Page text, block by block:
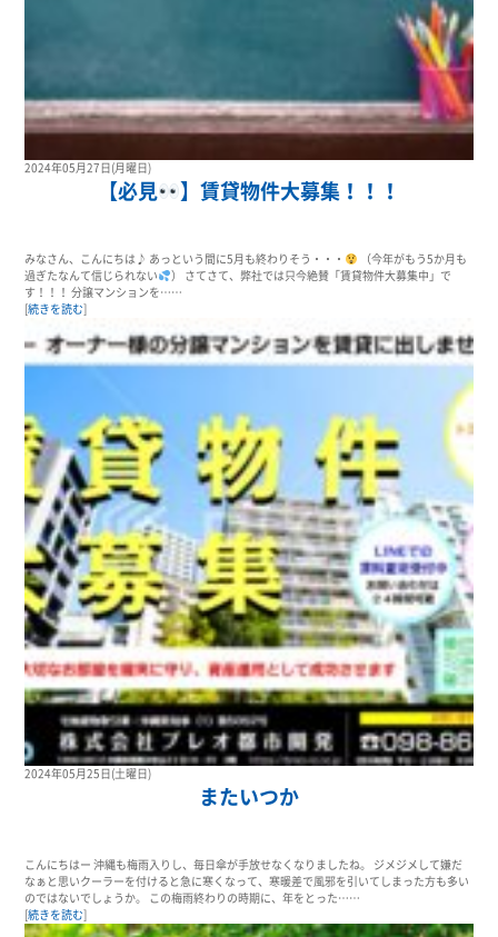
2024年05月27日(月曜日)
【必見 】賃貸物件大募集！！！
みなさん、こんにちは♪ あっという間に5月も終わりそう・・・
（今年がもう5か月も
過ぎたなんて信じられない
） さてさて、弊社では只今絶賛「賃貸物件大募集中」で
す！！！ 分譲マンションを……
[続きを読む
2024年05月25日(土曜日)
またいつか
こんにちはー 沖縄も梅雨入りし、毎日傘が手放せなくなりましたね。 ジメジメして嫌だ
なぁと思いクーラーを付けると急に寒くなって、寒暖差で風邪を引いてしまった方も多い
のではないでしょうか。 この梅雨終わりの時期に、年をとった……
[続きを読む